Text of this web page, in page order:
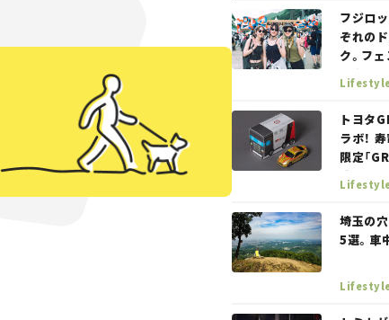
フジロ
ぞれの
ク。フ
道中か
トヨタ
ラボ！
限定「
登場。
とホビー】
埼玉の
5選。車